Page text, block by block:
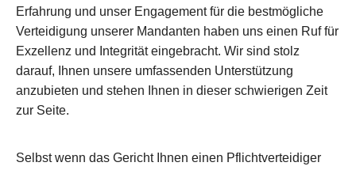
Erfahrung und unser Engagement für die bestmögliche
Verteidigung unserer Mandanten haben uns einen Ruf für
Exzellenz und Integrität eingebracht. Wir sind stolz
darauf, Ihnen unsere umfassenden Unterstützung
anzubieten und stehen Ihnen in dieser schwierigen Zeit
zur Seite.
Selbst wenn das Gericht Ihnen einen Pflichtverteidiger